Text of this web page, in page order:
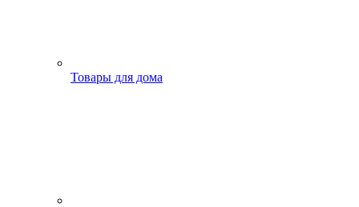
Товары для дома